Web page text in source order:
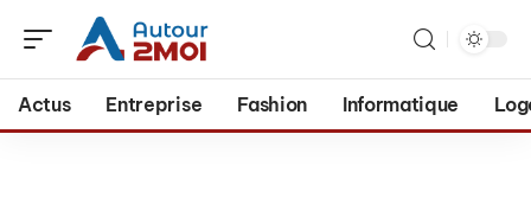
Actus Entreprise Fashion Informatique